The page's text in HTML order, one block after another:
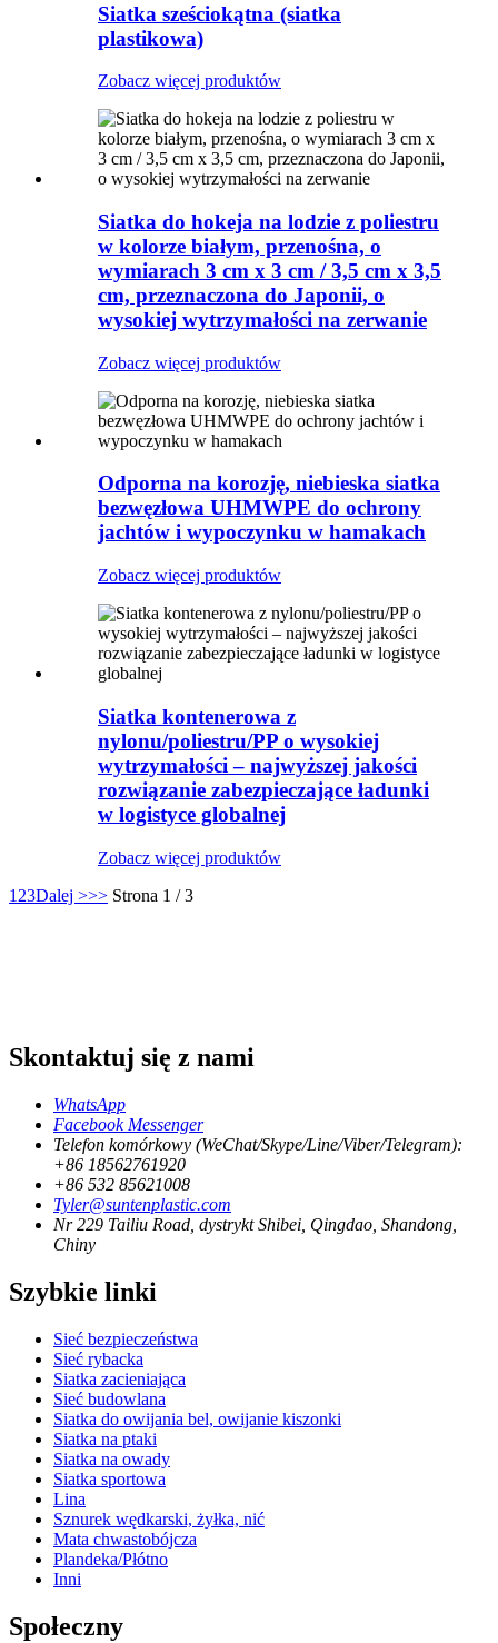
Siatka sześciokątna (siatka
plastikowa)
Zobacz więcej produktów
Siatka do hokeja na lodzie z poliestru
w kolorze białym, przenośna, o
wymiarach 3 cm x 3 cm / 3,5 cm x 3,5
cm, przeznaczona do Japonii, o
wysokiej wytrzymałości na zerwanie
Zobacz więcej produktów
Odporna na korozję, niebieska siatka
bezwęzłowa UHMWPE do ochrony
jachtów i wypoczynku w hamakach
Zobacz więcej produktów
Siatka kontenerowa z
nylonu/poliestru/PP o wysokiej
wytrzymałości – najwyższej jakości
rozwiązanie zabezpieczające ładunki
w logistyce globalnej
Zobacz więcej produktów
1 23Dalej >>> Strona 1 / 3
Skontaktuj się z nami
WhatsApp
Facebook Messenger
Telefon komórkowy (WeChat/Skype/Line/Viber/Telegram):
+86 18562761920
+86 532 85621008
Tyler@suntenplastic.com
Nr 229 Tailiu Road, dystrykt Shibei, Qingdao, Shandong,
Chiny
Szybkie linki
Sieć bezpieczeństwa
Sieć rybacka
Siatka zacieniająca
Sieć budowlana
Siatka do owijania bel, owijanie kiszonki
Siatka na ptaki
Siatka na owady
Siatka sportowa
Lina
Sznurek wędkarski, żyłka, nić
Mata chwastobójcza
Plandeka/Płótno
Inni
Społeczny